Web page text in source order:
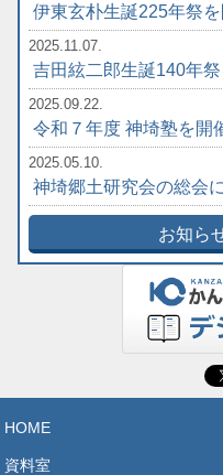
伊東玄朴生誕225年祭を
2025.11.07.
吉田絃二郎生誕140年祭
2025.09.22.
令和７年度 神埼塾を開
2025.05.10.
神埼郷土研究会の総会
お知ら
HOME
資料室